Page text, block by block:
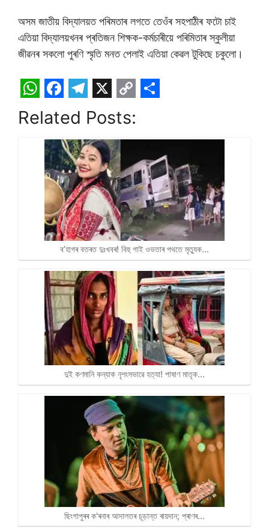
অসম জাতীয় বিদ্যালয়ত পৰিমতাৰ লগতে তেওঁৰ সহপাঠীৰ ফটো চাই
এতিয়া বিদ্যালয়খনৰ প্ৰতিজন শিক্ষক-কৰ্মচাৰীয়ে পৰিমিতাৰ স্কুলীয়া
জীৱনৰ সকলো পুৰণি স্মৃতি মনত পেলাই এতিয়া কেৱল টুকিছে চকুলো।
W
h
F
a
c
e
b
o
o
k
T
e
l
e
g
r
a
m
X
C
o
p
y
L
i
n
k
a
r
e
Related Posts:
ব’হাগৰ বতৰত দুঃখবৰ! বিহু গাই ওভতাৰ পথতে মৃত্যুক…
দুই কণমানি কন্যাক নৃশংসভাৱে হত্যা! পাষাণ মাতৃক…
ছিংগাপুৰৰ ক'ৰনাৰ আদালতৰ চূড়ান্ত ৰায়দান; প্ৰাণৰ…